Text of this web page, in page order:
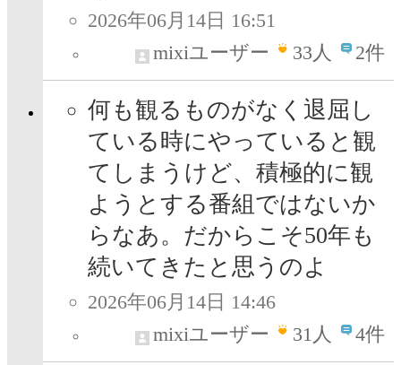
2026年06月14日 16:51
mixiユーザー
33人 2件
何も観るものがなく退屈し
ている時にやっていると観
てしまうけど、積極的に観
ようとする番組ではないか
らなあ。だからこそ50年も
続いてきたと思うのよ
2026年06月14日 14:46
mixiユーザー
31人 4件